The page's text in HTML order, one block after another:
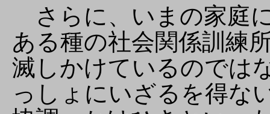
さらに、いまの家庭
ある種の社会関係訓練
滅しかけているのでは
っしょにいざるを得な